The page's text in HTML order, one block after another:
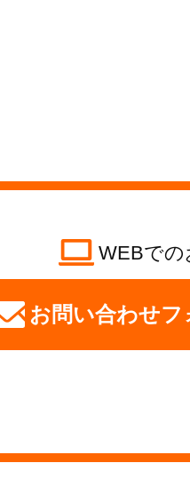
WEBでの
お問い合わせフ